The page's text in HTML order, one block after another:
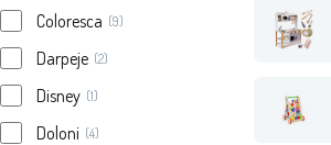
Coloresca (9)
Darpeje (2)
Disney (1)
Doloni (4)